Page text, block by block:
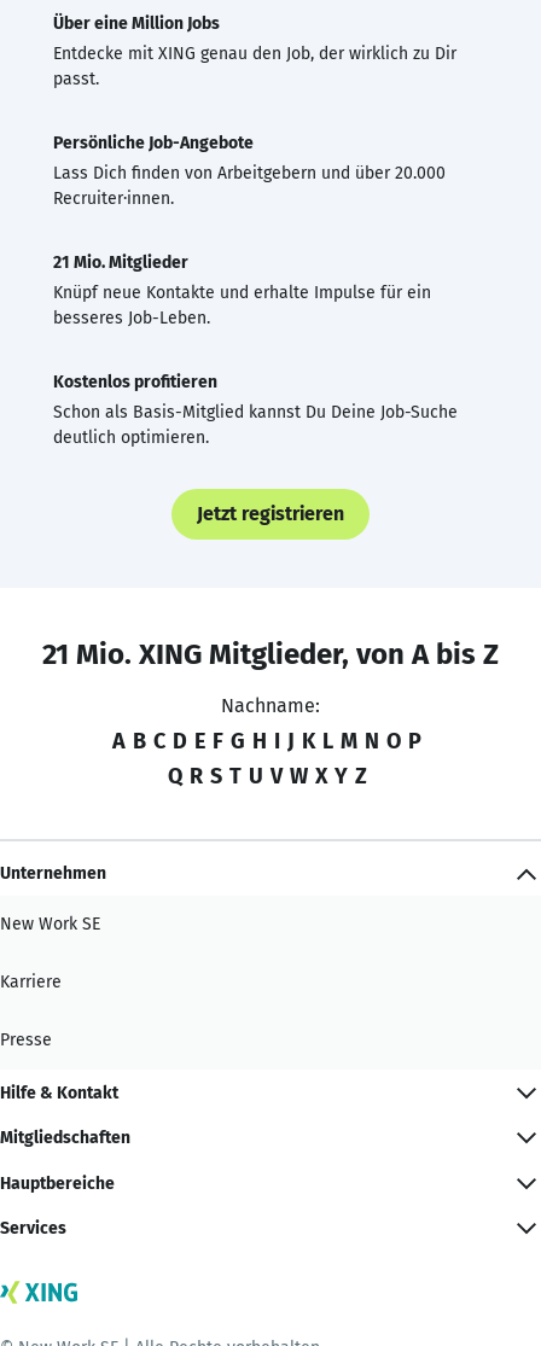
Über eine Million Jobs
Entdecke mit XING genau den Job, der wirklich zu Dir
passt.
Persönliche Job-Angebote
Lass Dich finden von Arbeitgebern und über 20.000
Recruiter·innen.
21 Mio. Mitglieder
Knüpf neue Kontakte und erhalte Impulse für ein
besseres Job-Leben.
Kostenlos profitieren
Schon als Basis-Mitglied kannst Du Deine Job-Suche
deutlich optimieren.
Jetzt registrieren
21 Mio. XING Mitglieder, von A bis Z
Nachname:
A B C D E F G H I J K L M N O P
Q R S T U V W X Y Z
Unternehmen
New Work SE
Karriere
Presse
Hilfe & Kontakt
Mitgliedschaften
Hauptbereiche
Services